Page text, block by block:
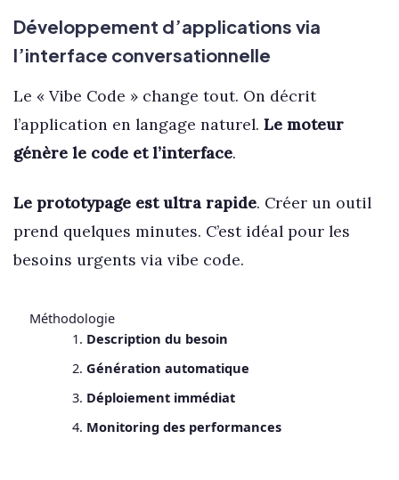
Développement d’applications via
l’interface conversationnelle
Le « Vibe Code » change tout. On décrit
l’application en langage naturel. Le moteur
génère le code et l’interface.
Le prototypage est ultra rapide. Créer un outil
prend quelques minutes. C’est idéal pour les
besoins urgents via vibe code.
Méthodologie
Description du besoin
Génération automatique
Déploiement immédiat
Monitoring des performances